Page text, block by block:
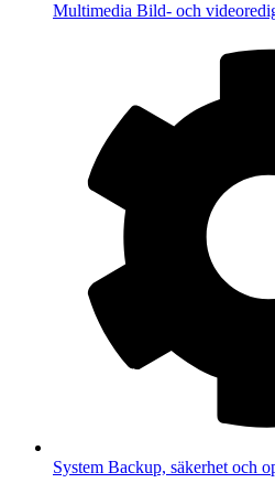
Multimedia Bild- och
System Backup, säkerhet och